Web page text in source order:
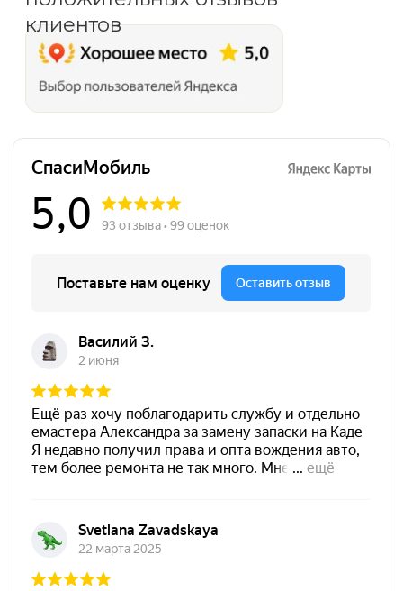
СпасиМобиль на карте Санкт‑Петербурга — Яндекс Карты